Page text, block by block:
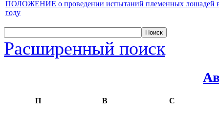
ПОЛОЖЕНИЕ о проведении испытаний племенных лошадей
году
Расширенный поиск
П В С